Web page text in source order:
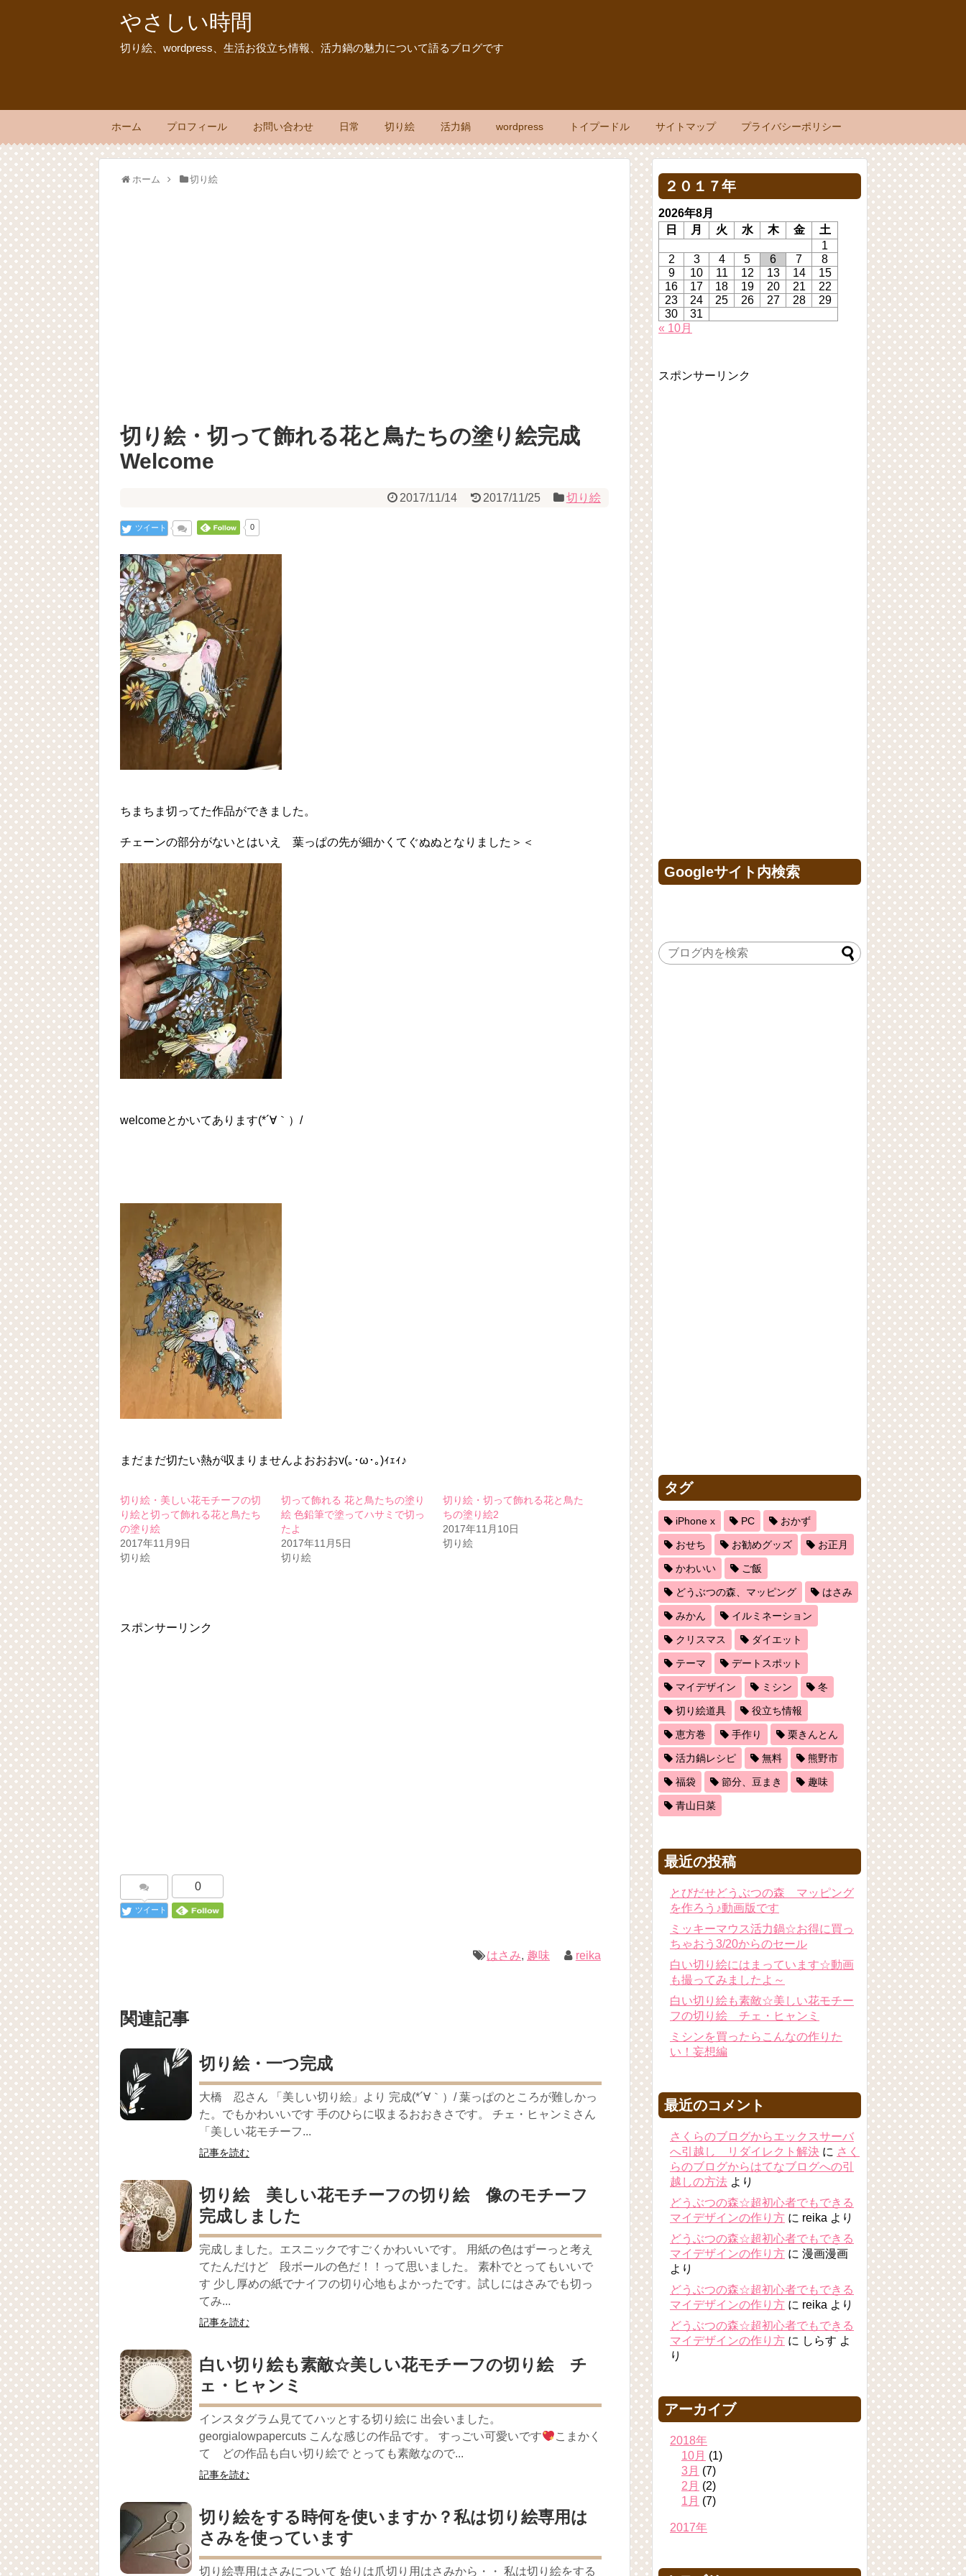
やさしい時間
切り絵、wordpress、生活お役立ち情報、活力鍋の魅力について語るブログです
ホーム プロフィール お問い合わせ 日常 切り絵 活力鍋 wordpress トイプードル サイトマップ プライバシーポリシー
ホーム 切り絵
切り絵・切って飾れる花と鳥たちの塗り絵完成
Welcome
2017/11/14 2017/11/25 切り絵
ツイート 0
ちまちま切ってた作品ができました。
チェーンの部分がないとはいえ 葉っぱの先が細かくてぐぬぬとなりました＞＜
welcomeとかいてあります(*´∀｀）/
まだまだ切たい熱が収まりませんよおおおv(｡･ω･｡)ｨｪｨ♪
切り絵・美しい花モチーフの切
り絵と切って飾れる花と鳥たち
の塗り絵
2017年11月9日
切り絵
切って飾れる 花と鳥たちの塗り
絵 色鉛筆で塗ってハサミで切っ
たよ
2017年11月5日
切り絵
切り絵・切って飾れる花と鳥た
ちの塗り絵2
2017年11月10日
切り絵
スポンサーリンク
ツイート
0
はさみ, 趣味 reika
関連記事
切り絵・一つ完成
大橋 忍さん 「美しい切り絵」より 完成(*´∀｀）/ 葉っぱのところが難しかっ
た。でもかわいいです 手のひらに収まるおおきさです。 チェ・ヒャンミさん
「美しい花モチーフ...
記事を読む
切り絵 美しい花モチーフの切り絵 像のモチーフ
完成しました
完成しました。エスニックですごくかわいいです。 用紙の色はずーっと考え
てたんだけど 段ボールの色だ！！って思いました。 素朴でとってもいいで
す 少し厚めの紙でナイフの切り心地もよかったです。試しにはさみでも切っ
てみ...
記事を読む
白い切り絵も素敵☆美しい花モチーフの切り絵 チ
ェ・ヒャンミ
インスタグラム見ててハッとする切り絵に 出会いました。
georgialowpapercuts こんな感じの作品です。 すっごい可愛いです
こまかく
て どの作品も白い切り絵で とっても素敵なので...
記事を読む
切り絵をする時何を使いますか？私は切り絵専用は
さみを使っています
切り絵専用はさみについて 始りは爪切り用はさみから・・ 私は切り絵をする
２０１７年
2026年8月
日
月 火 水 木 金
土
1
2
3 4 5 6 7
8
9
10 11 12 13 14
15
16
17 18 19 20 21
22
23
24 25 26 27 28
29
30
31
« 10月
スポンサーリンク
Googleサイト内検索
タグ
iPhone x PC おかず
おせち お勧めグッズ お正月
かわいい ご飯
どうぶつの森、マッピング はさみ
みかん イルミネーション
クリスマス ダイエット
テーマ デートスポット
マイデザイン ミシン 冬
切り絵道具 役立ち情報
恵方巻 手作り 栗きんとん
活力鍋レシピ 無料 熊野市
福袋 節分、豆まき 趣味
青山日菜
最近の投稿
とびだせどうぶつの森 マッピング
を作ろう♪動画版です
ミッキーマウス活力鍋☆お得に買っ
ちゃおう3/20からのセール
白い切り絵にはまっています☆動画
も撮ってみましたよ～
白い切り絵も素敵☆美しい花モチー
フの切り絵 チェ・ヒャンミ
ミシンを買ったらこんなの作りた
い！妄想編
最近のコメント
さくらのブログからエックスサーバ
へ引越し リダイレクト解決 に さく
らのブログからはてなブログへの引
越しの方法 より
どうぶつの森☆超初心者でもできる
マイデザインの作り方 に reika より
どうぶつの森☆超初心者でもできる
マイデザインの作り方 に 漫画漫画
より
どうぶつの森☆超初心者でもできる
マイデザインの作り方 に reika より
どうぶつの森☆超初心者でもできる
マイデザインの作り方 に しらす よ
り
アーカイブ
2018年
10月 (1)
3月 (7)
2月 (2)
1月 (7)
2017年